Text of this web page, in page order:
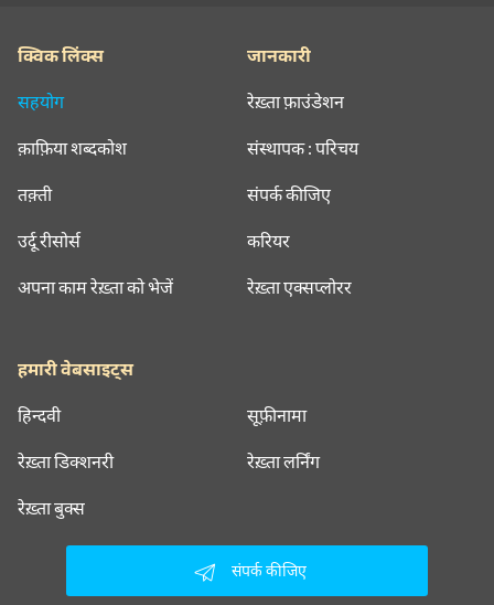
क्विक लिंक्स
सहयोग
क़ाफ़िया शब्दकोश
तक़्ती
उर्दू रीसोर्स
अपना काम रेख़्ता को भेजें
जानकारी
रेख़्ता फ़ाउंडेशन
संस्थापक : परिचय
संपर्क कीजिए
करियर
रेख़्ता एक्सप्लोरर
हमारी वेबसाइट्स
हिन्दवी सूफ़ीनामा
रेख़्ता डिक्शनरी रेख़्ता लर्निंग
रेख़्ता बुक्स
संपर्क कीजिए